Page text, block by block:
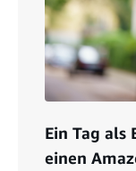
Ein Tag als
einen